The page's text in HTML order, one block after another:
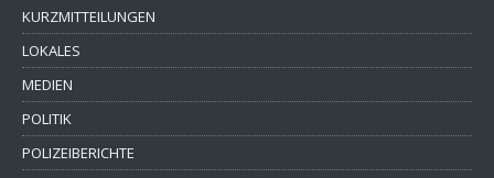
KURZMITTEILUNGEN
LOKALES
MEDIEN
POLITIK
POLIZEIBERICHTE